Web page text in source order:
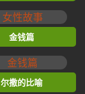
金钱篇
尔撒的比喻